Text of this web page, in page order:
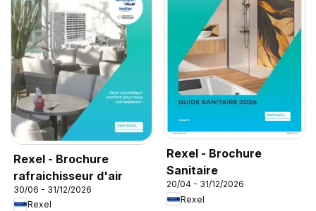
Rexel - Brochure
rafraichisseur d'air
30/06 - 31/12/2026
Rexel
Rexel - Brochure
Sanitaire
20/04 - 31/12/2026
Rexel